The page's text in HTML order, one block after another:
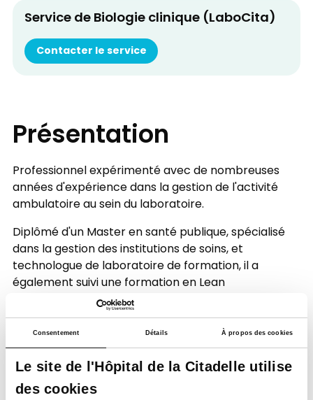
Consentement Détails À propos des cookies
Le site de l'Hôpital de la Citadelle utilise
des cookies
Service de Biologie clinique (LaboCita)
Contacter le service
Présentation
Professionnel expérimenté avec de nombreuses
années d'expérience dans la gestion de l'activité
ambulatoire au sein du laboratoire.
Diplômé d'un Master en santé publique, spécialisé
dans la gestion des institutions de soins, et
technologue de laboratoire de formation, il a
également suivi une formation en Lean
Ses domaines de prédilection sont la gestion des
centres de prélèvements, des équipes infirmières,
des coursiers et des relations avec les prescripteurs